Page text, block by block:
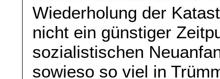
Wiederholung der
nicht ein günstiger
sozialistischen
sowieso so viel in